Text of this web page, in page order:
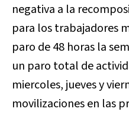
negativa a la
para los trabajadores
paro de 48 horas la
un paro total de
miercoles, jueves y
movilizaciones en las